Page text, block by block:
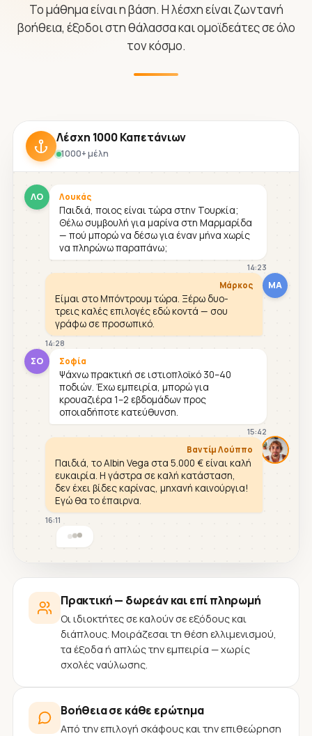
Το μάθημα είναι η βάση. Η λέσχη είναι ζωντανή
βοήθεια, έξοδοι στη θάλασσα και ομοϊδεάτες σε όλο
τον κόσμο.
Λέσχη 1000 Καπετάνιων
1000+ μέλη
ΛΟ Λουκάς
Παιδιά, ποιος είναι τώρα στην Τουρκία;
Θέλω συμβουλή για μαρίνα στη Μαρμαρίδα
— πού μπορώ να δέσω για έναν μήνα χωρίς
να πληρώνω παραπάνω;
14:23
ΜΑ
Μάρκος
Είμαι στο Μπόντρουμ τώρα. Ξέρω δυο-
τρεις καλές επιλογές εδώ κοντά — σου
γράφω σε προσωπικό.
14:28
ΣΟ Σοφία
Ψάχνω πρακτική σε ιστιοπλοϊκό 30–40
ποδιών. Έχω εμπειρία, μπορώ για
κρουαζιέρα 1–2 εβδομάδων προς
οποιαδήποτε κατεύθυνση.
15:42
Βαντίμ Λούππο
Παιδιά, το Albin Vega στα 5.000 € είναι καλή
ευκαιρία. Η γάστρα σε καλή κατάσταση,
δεν έχει βίδες καρίνας, μηχανή καινούργια!
Εγώ θα το έπαιρνα.
16:11
Πρακτική — δωρεάν και επί πληρωμή
Οι ιδιοκτήτες σε καλούν σε εξόδους και
διάπλους. Μοιράζεσαι τη θέση ελλιμενισμού,
τα έξοδα ή απλώς την εμπειρία — χωρίς
σχολές ναύλωσης.
Βοήθεια σε κάθε ερώτημα
Από την επιλογή σκάφους και την επιθεώρηση